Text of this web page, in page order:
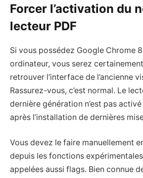
Forcer l’activation du
lecteur PDF
Si vous possédez Google Chrome
ordinateur, vous serez
retrouver l’interface de l’ancienne
Rassurez-vous, c’est normal. Le
dernière génération n’est pas
après l’installation de dernières
Vous devez le faire manuellement
depuis les fonctions
appelées aussi flags. Bien connue